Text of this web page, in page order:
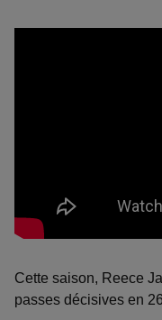
Cette saison, Reece
passes décisives en